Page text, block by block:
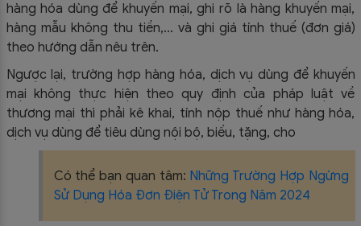
hàng hóa dùng để khuyến mại, ghi rõ là hàng khuyến mại,
hàng mẫu không thu tiền,… và ghi giá tính thuế (đơn giá)
theo hướng dẫn nêu trên.
Ngược lại, trường hợp hàng hóa, dịch vụ dùng để khuyến
mại không thực hiện theo quy định của pháp luật về
thương mại thì phải kê khai, tính nộp thuế như hàng hóa,
dịch vụ dùng để tiêu dùng nội bộ, biếu, tặng, cho
Có thể bạn quan tâm: Những Trường Hợp Ngừng
Sử Dụng Hóa Đơn Điện Tử Trong Năm 2024